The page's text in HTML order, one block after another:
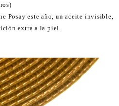
Posay este año, un aceite invisible,
extra a la piel.